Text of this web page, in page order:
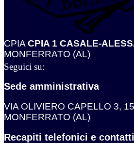
CPIA CPIA 1 CASALE-
MONFERRATO (AL)
Seguici su:
Sede amministrativa
VIA OLIVIERO CAPELLO 3,
MONFERRATO (AL)
Recapiti telefonici e contatti